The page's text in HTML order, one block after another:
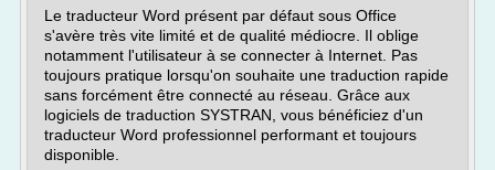
Le traducteur Word présent par défaut sous Office
s'avère très vite limité et de qualité médiocre. Il oblige
notamment l'utilisateur à se connecter à Internet. Pas
toujours pratique lorsqu'on souhaite une traduction rapide
sans forcément être connecté au réseau. Grâce aux
logiciels de traduction SYSTRAN, vous bénéficiez d'un
traducteur Word professionnel performant et toujours
disponible.